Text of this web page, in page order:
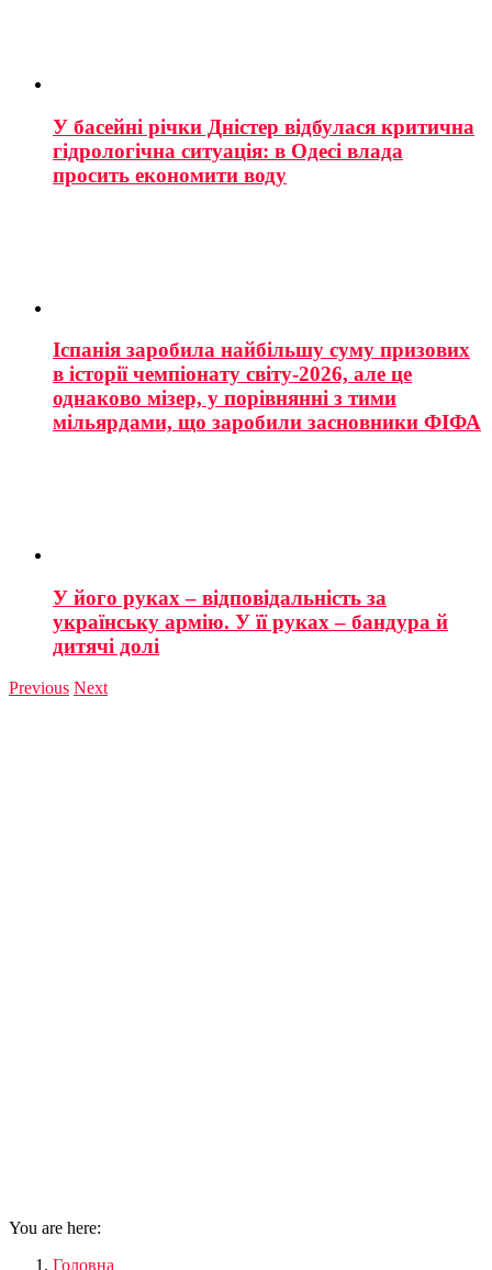
У басейні річки Дністер відбулася критична
гідрологічна ситуація: в Одесі влада
просить економити воду
Іспанія заробила найбільшу суму призових
в історії чемпіонату світу-2026, але це
однаково мізер, у порівнянні з тими
мільярдами, що заробили засновники ФІФА
У його руках – відповідальність за
українську армію. У її руках – бандура й
дитячі долі
Previous Next
You are here:
Головна